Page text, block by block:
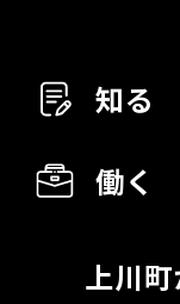
知る
働く
上川